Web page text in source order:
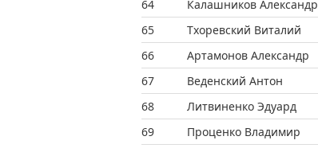
64
Калашников Александр
65
Тхоревский Виталий
66
Артамонов Александр
67
Веденский Антон
68
Литвиненко Эдуард
69
Проценко Владимир